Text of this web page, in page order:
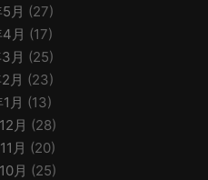
月 (27)
月 (17)
月 (25)
月 (23)
月 (13)
月 (28)
月 (20)
月 (25)